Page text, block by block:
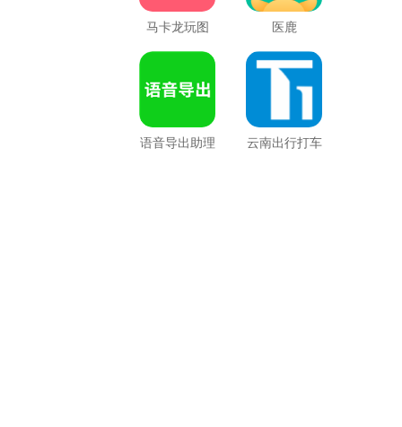
马卡龙玩图 医鹿
语音导出助理 云南出行打车